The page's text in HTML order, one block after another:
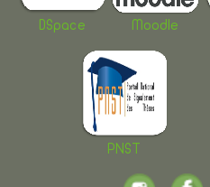
DSpace Moodle
PNST